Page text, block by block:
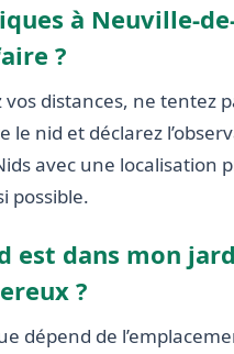
à Neuville-
?
vos distances, ne tentez
le nid et déclarez
avec une localisation
possible.
est dans mon
?
dépend de